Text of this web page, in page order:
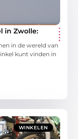
in Zwolle:
in de wereld van
kunt vinden in
WINKELEN